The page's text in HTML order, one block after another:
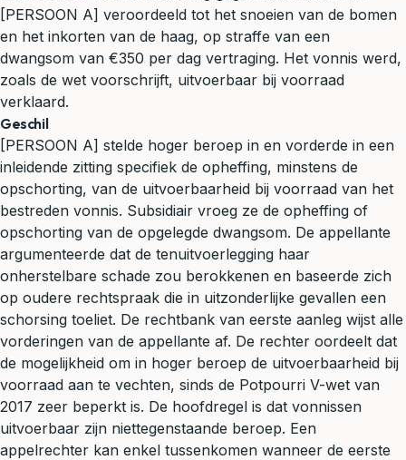
[PERSOON A] veroordeeld tot het snoeien van de bomen
en het inkorten van de haag, op straffe van een
dwangsom van €350 per dag vertraging. Het vonnis werd,
zoals de wet voorschrijft, uitvoerbaar bij voorraad
verklaard.
Geschil
[PERSOON A] stelde hoger beroep in en vorderde in een
inleidende zitting specifiek de opheffing, minstens de
opschorting, van de uitvoerbaarheid bij voorraad van het
bestreden vonnis. Subsidiair vroeg ze de opheffing of
opschorting van de opgelegde dwangsom. De appellante
argumenteerde dat de tenuitvoerlegging haar
onherstelbare schade zou berokkenen en baseerde zich
op oudere rechtspraak die in uitzonderlijke gevallen een
schorsing toeliet. De rechtbank van eerste aanleg wijst alle
vorderingen van de appellante af. De rechter oordeelt dat
de mogelijkheid om in hoger beroep de uitvoerbaarheid bij
voorraad aan te vechten, sinds de Potpourri V-wet van
2017 zeer beperkt is. De hoofdregel is dat vonnissen
uitvoerbaar zijn niettegenstaande beroep. Een
appelrechter kan enkel tussenkomen wanneer de eerste